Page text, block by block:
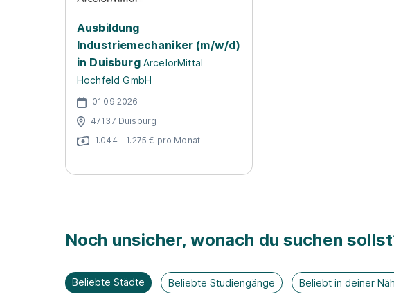
Ausbildung
Industriemechaniker (m/w/d)
in Duisburg ArcelorMittal
Hochfeld GmbH
01.09.2026
47137 Duisburg
1.044 - 1.275 € pro Monat
Noch unsicher, wonach du suchen
Beliebte Städte Beliebte Studiengänge Beliebt in deiner